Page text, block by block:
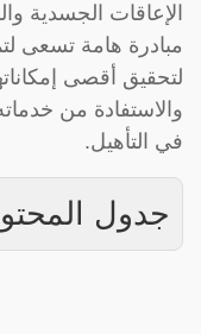
الإعاقات الجسدية
مبادرة هامة تسعى
لتحقيق أقصى
والاستفادة من
في التأهيل.
جدول